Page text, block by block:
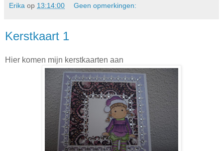
Erika op 13:14:00 Geen opmerkingen:
Kerstkaart 1
Hier komen mijn kerstkaarten aan